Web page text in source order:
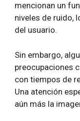
mencionan un
niveles de ruido,
del usuario.
Sin embargo,
preocupaciones
con tiempos de
Una atención
aún más la